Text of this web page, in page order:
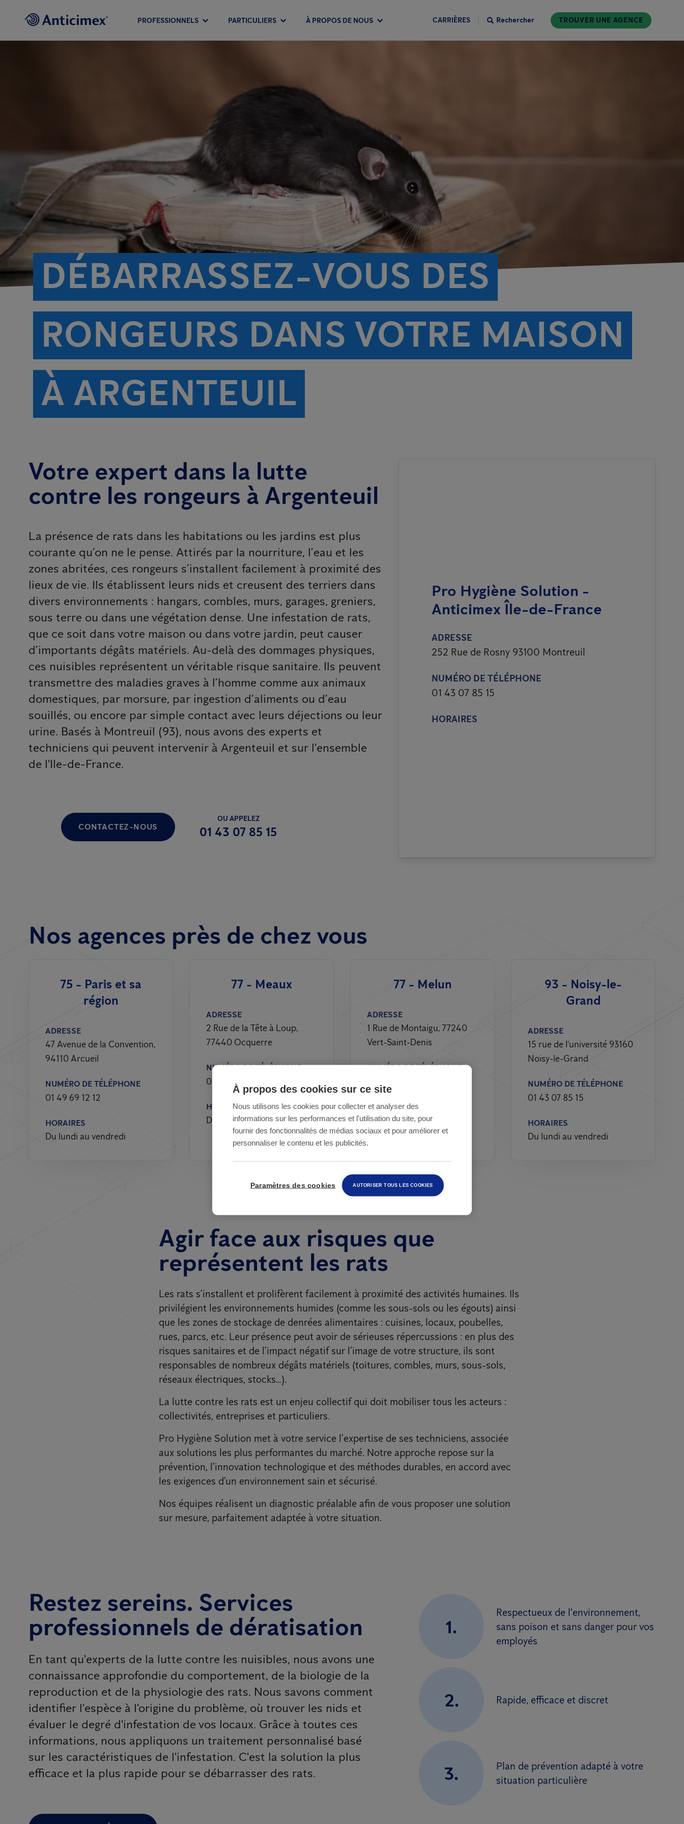
PROFESSIONNELS PARTICULIERS À PROPOS DE NOUS CARRIÈRES Rechercher TROUVER UNE AGENCE
DÉBARRASSEZ-VOUS DES
RONGEURS DANS VOTRE MAISON
À ARGENTEUIL
Votre expert dans la lutte
contre les rongeurs à Argenteuil
La présence de rats dans les habitations ou les jardins est plus
courante qu’on ne le pense. Attirés par la nourriture, l’eau et les
zones abritées, ces rongeurs s’installent facilement à proximité des
lieux de vie. Ils établissent leurs nids et creusent des terriers dans
divers environnements : hangars, combles, murs, garages, greniers,
sous terre ou dans une végétation dense. Une infestation de rats,
que ce soit dans votre maison ou dans votre jardin, peut causer
d’importants dégâts matériels. Au-delà des dommages physiques,
ces nuisibles représentent un véritable risque sanitaire. Ils peuvent
transmettre des maladies graves à l’homme comme aux animaux
domestiques, par morsure, par ingestion d’aliments ou d’eau
souillés, ou encore par simple contact avec leurs déjections ou leur
urine. Basés à Montreuil (93), nous avons des experts et
techniciens qui peuvent intervenir à Argenteuil et sur l'ensemble
de l'Ile-de-France.
CONTACTEZ-NOUS
OU APPELEZ
01 43 07 85 15
Pro Hygiène Solution -
Anticimex Île-de-France
ADRESSE
252 Rue de Rosny 93100 Montreuil
NUMÉRO DE TÉLÉPHONE
01 43 07 85 15
HORAIRES
Nos agences près de chez vous
75 - Paris et sa
région
ADRESSE
47 Avenue de la Convention,
94110 Arcueil
NUMÉRO DE TÉLÉPHONE
01 49 69 12 12
HORAIRES
Du lundi au vendredi
77 - Meaux
ADRESSE
2 Rue de la Tête à Loup,
77440 Ocquerre
NUMÉRO DE TÉLÉPHONE
01 60 01 70 42
HORAIRES
Du lundi au vendredi
77 - Melun
ADRESSE
1 Rue de Montaigu, 77240
Vert-Saint-Denis
NUMÉRO DE TÉLÉPHONE
HORAIRES
Du lundi au vendredi
93 - Noisy-le-
Grand
ADRESSE
15 rue de l'université 93160
Noisy-le-Grand
NUMÉRO DE TÉLÉPHONE
01 43 07 85 15
HORAIRES
Du lundi au vendredi
Agir face aux risques que
représentent les rats
Les rats s’installent et prolifèrent facilement à proximité des activités humaines. Ils
privilégient les environnements humides (comme les sous-sols ou les égouts) ainsi
que les zones de stockage de denrées alimentaires : cuisines, locaux, poubelles,
rues, parcs, etc. Leur présence peut avoir de sérieuses répercussions : en plus des
risques sanitaires et de l’impact négatif sur l’image de votre structure, ils sont
responsables de nombreux dégâts matériels (toitures, combles, murs, sous-sols,
réseaux électriques, stocks…).
La lutte contre les rats est un enjeu collectif qui doit mobiliser tous les acteurs :
collectivités, entreprises et particuliers.
Pro Hygiène Solution met à votre service l’expertise de ses techniciens, associée
aux solutions les plus performantes du marché. Notre approche repose sur la
prévention, l’innovation technologique et des méthodes durables, en accord avec
les exigences d’un environnement sain et sécurisé.
Nos équipes réalisent un diagnostic préalable afin de vous proposer une solution
sur mesure, parfaitement adaptée à votre situation.
Restez sereins. Services
professionnels de dératisation
En tant qu'experts de la lutte contre les nuisibles, nous avons une
connaissance approfondie du comportement, de la biologie de la
reproduction et de la physiologie des rats. Nous savons comment
identifier l'espèce à l'origine du problème, où trouver les nids et
évaluer le degré d'infestation de vos locaux. Grâce à toutes ces
informations, nous appliquons un traitement personnalisé basé
sur les caractéristiques de l'infestation. C'est la solution la plus
efficace et la plus rapide pour se débarrasser des rats.
1.
Respectueux de l'environnement,
sans poison et sans danger pour vos
employés
2. Rapide, efficace et discret
3.
Plan de prévention adapté à votre
situation particulière
À propos des cookies sur ce site
Nous utilisons les cookies pour collecter et analyser des
informations sur les performances et l'utilisation du site, pour
fournir des fonctionnalités de médias sociaux et pour améliorer et
personnaliser le contenu et les publicités.
Paramètres des cookies AUTORISER TOUS LES COOKIES